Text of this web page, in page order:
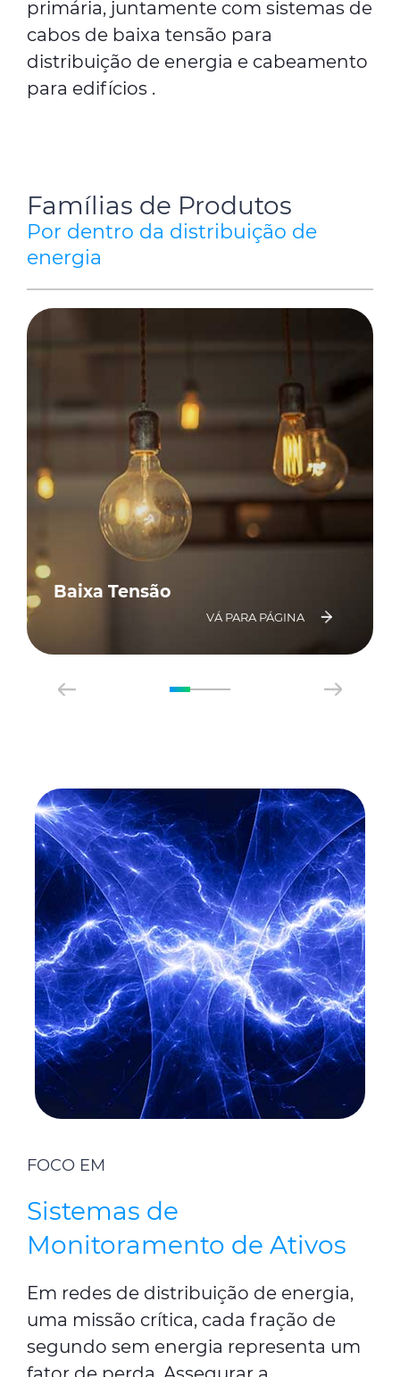
primária, juntamente com sistemas de
cabos de baixa tensão para
distribuição de energia e cabeamento
para edifícios .
Famílias de Produtos
Por dentro da distribuição de
energia
Baixa Tensão
VÁ PARA PÁGINA
FOCO EM
Sistemas de
Monitoramento de Ativos
Em redes de distribuição de energia,
uma missão crítica, cada fração de
segundo sem energia representa um